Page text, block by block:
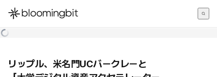
한국어
リップル、米名門UCバークレーと